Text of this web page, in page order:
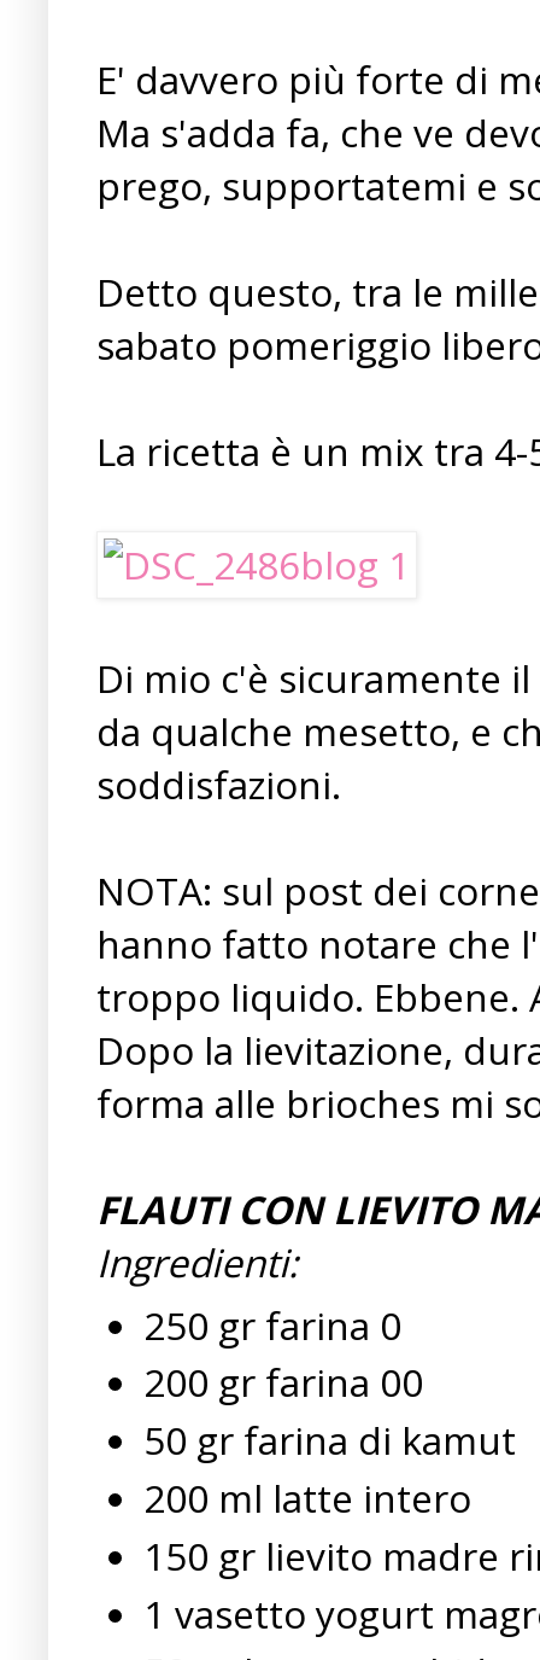
E' davvero più forte di
Ma s'adda fa, che ve
prego, supportatemi e
Detto questo, tra le
sabato pomeriggio
La ricetta è un mix tra
Di mio c'è sicuramente
da qualche mesetto, e
soddisfazioni.
NOTA: sul post dei
hanno fatto notare che
troppo liquido. Ebbene.
Dopo la lievitazione,
forma alle brioches mi
FLAUTI CON LIEVITO
Ingredienti:
250 gr farina 0
200 gr farina 00
50 gr farina di kamut
200 ml latte intero
150 gr lievito madre
1 vasetto yogurt